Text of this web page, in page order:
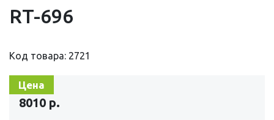
RT-696
Код товара: 2721
Цена
8010 р.